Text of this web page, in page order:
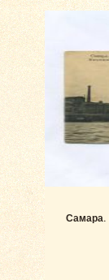
Самара.